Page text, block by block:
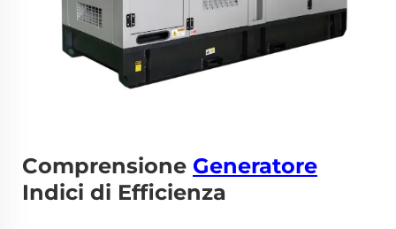
Comprensione Generatore
Indici di Efficienza